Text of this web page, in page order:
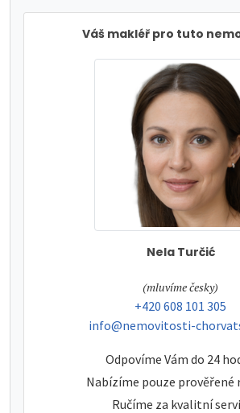
Váš makléř pro tuto
Nela Turčić
tel:
(mluvíme česky)
tel:
+420 608 101 305
e-mail:
info@nemovitosti-
Odpovíme Vám do 24
Nabízíme pouze prověřené
Ručíme za kvalitní